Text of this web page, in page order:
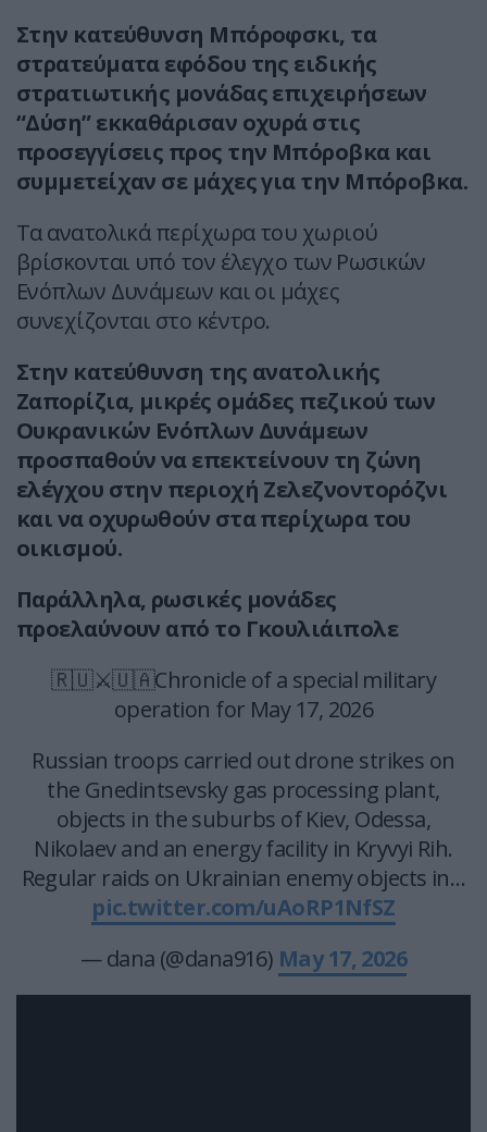
Στην κατεύθυνση Μπόροφσκι, τα
στρατεύματα εφόδου της ειδικής
στρατιωτικής μονάδας επιχειρήσεων
“Δύση” εκκαθάρισαν οχυρά στις
προσεγγίσεις προς την Μπόροβκα και
συμμετείχαν σε μάχες για την Μπόροβκα.
Τα ανατολικά περίχωρα του χωριού
βρίσκονται υπό τον έλεγχο των Ρωσικών
Ενόπλων Δυνάμεων και οι μάχες
συνεχίζονται στο κέντρο.
Στην κατεύθυνση της ανατολικής
Ζαπορίζια, μικρές ομάδες πεζικού των
Ουκρανικών Ενόπλων Δυνάμεων
προσπαθούν να επεκτείνουν τη ζώνη
ελέγχου στην περιοχή Ζελεζνοντορόζνι
και να οχυρωθούν στα περίχωρα του
οικισμού.
Παράλληλα, ρωσικές μονάδες
προελαύνουν από το Γκουλιάιπολε
🇷🇺⚔️🇺🇦Chronicle of a special military
operation for May 17, 2026
Russian troops carried out drone strikes on
the Gnedintsevsky gas processing plant,
objects in the suburbs of Kiev, Odessa,
Nikolaev and an energy facility in Kryvyi Rih.
Regular raids on Ukrainian enemy objects in…
pic.twitter.com/uAoRP1NfSZ
— dana (@dana916) May 17, 2026